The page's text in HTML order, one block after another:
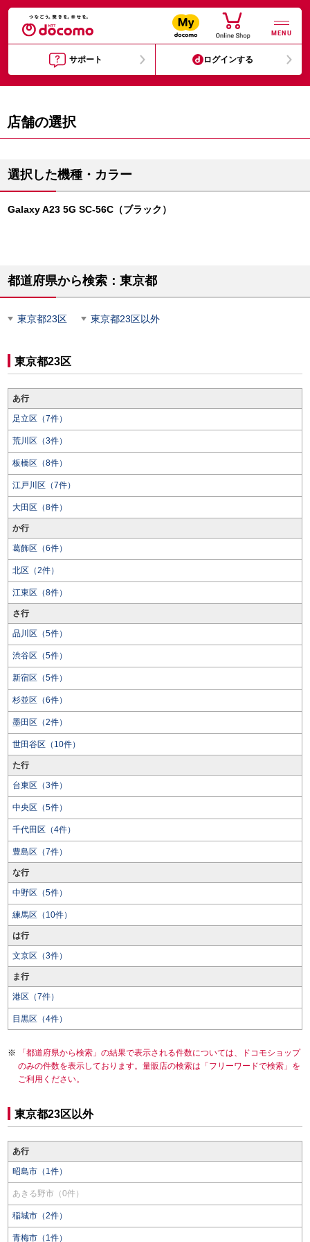
MENU
サポート ログインする
店舗の選択
選択した機種・カラー
Galaxy A23 5G SC-56C（ブラック）
都道府県から検索：東京都
東京都23区 東京都23区以外
東京都23区
あ行
足立区（7件）
荒川区（3件）
板橋区（8件）
江戸川区（7件）
大田区（8件）
か行
葛飾区（6件）
北区（2件）
江東区（8件）
さ行
品川区（5件）
渋谷区（5件）
新宿区（5件）
杉並区（6件）
墨田区（2件）
世田谷区（10件）
た行
台東区（3件）
中央区（5件）
千代田区（4件）
豊島区（7件）
な行
中野区（5件）
練馬区（10件）
は行
文京区（3件）
ま行
港区（7件）
目黒区（4件）
「都道府県から検索」の結果で表示される件数については、ドコモショップ
のみの件数を表示しております。量販店の検索は「フリーワードで検索」を
ご利用ください。
東京都23区以外
あ行
昭島市（1件）
あきる野市（0件）
稲城市（2件）
青梅市（1件）